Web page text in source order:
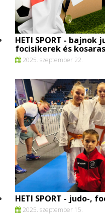
HETI SPORT - bajnok
focisikerek és
2025. szeptember 22.
HETI SPORT - judo-,
2025. szeptember 15.